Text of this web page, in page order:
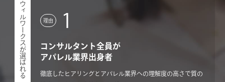
ウィルワークスが選ばれる 理由 1
コンサルタント全員が
アパレル業界出身者
徹底したヒアリングとアパレル業界への理解度の高さで質の